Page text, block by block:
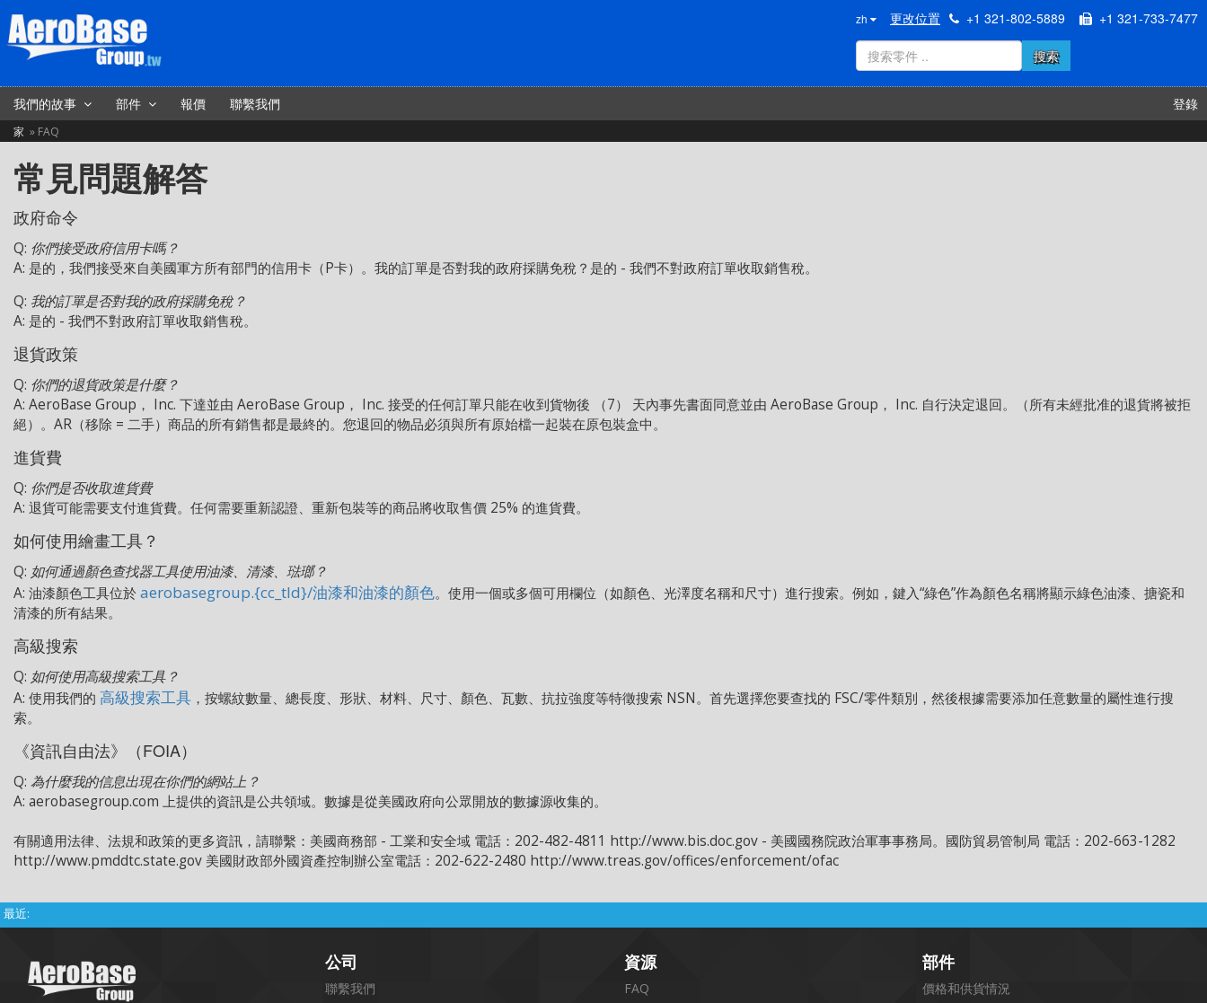
zh 更改位置 +1 321-802-5889 +1 321-733-7477
搜索
我們的故事 部件 報價 聯繫我們 登錄
家 FAQ
常見問題解答
政府命令
Q: 你們接受政府信用卡嗎？
A: 是的，我們接受來自美國軍方所有部門的信用卡（P卡）。我的訂單是否對我的政府採購免稅？是的 - 我們不對政府訂單收取銷售稅。
Q: 我的訂單是否對我的政府採購免稅？
A: 是的 - 我們不對政府訂單收取銷售稅。
退貨政策
Q: 你們的退貨政策是什麼？
A: AeroBase Group， Inc. 下達並由 AeroBase Group， Inc. 接受的任何訂單只能在收到貨物後 （7） 天內事先書面同意並由 AeroBase Group， Inc. 自行決定退回。（所有未經批准的退貨將被拒
絕）。AR（移除 = 二手）商品的所有銷售都是最終的。您退回的物品必須與所有原始檔一起裝在原包裝盒中。
進貨費
Q: 你們是否收取進貨費
A: 退貨可能需要支付進貨費。任何需要重新認證、重新包裝等的商品將收取售價 25% 的進貨費。
如何使用繪畫工具？
Q: 如何通過顏色查找器工具使用油漆、清漆、琺瑯？
A: 油漆顏色工具位於aerobasegroup.{cc_tld}/油漆和油漆的顏色。使用一個或多個可用欄位（如顏色、光澤度名稱和尺寸）進行搜索。例如，鍵入“綠色”作為顏色名稱將顯示綠色油漆、搪瓷和
清漆的所有結果。
高級搜索
Q: 如何使用高級搜索工具？
A: 使用我們的 高級搜索工具 ，按螺紋數量、總長度、形狀、材料、尺寸、顏色、瓦數、抗拉強度等特徵搜索 NSN。首先選擇您要查找的 FSC/零件類別，然後根據需要添加任意數量的屬性進行搜
索。
《資訊自由法》（FOIA）
Q: 為什麼我的信息出現在你們的網站上？
A: aerobasegroup.com 上提供的資訊是公共領域。數據是從美國政府向公眾開放的數據源收集的。
有關適用法律、法規和政策的更多資訊，請聯繫：美國商務部 - 工業和安全域 電話：202-482-4811 http://www.bis.doc.gov - 美國國務院政治軍事事務局。國防貿易管制局 電話：202-663-1282
http://www.pmddtc.state.gov 美國財政部外國資產控制辦公室電話：202-622-2480 http://www.treas.gov/offices/enforcement/ofac
最近:
公司
聯繫我們
資源
FAQ
部件
價格和供貨情況